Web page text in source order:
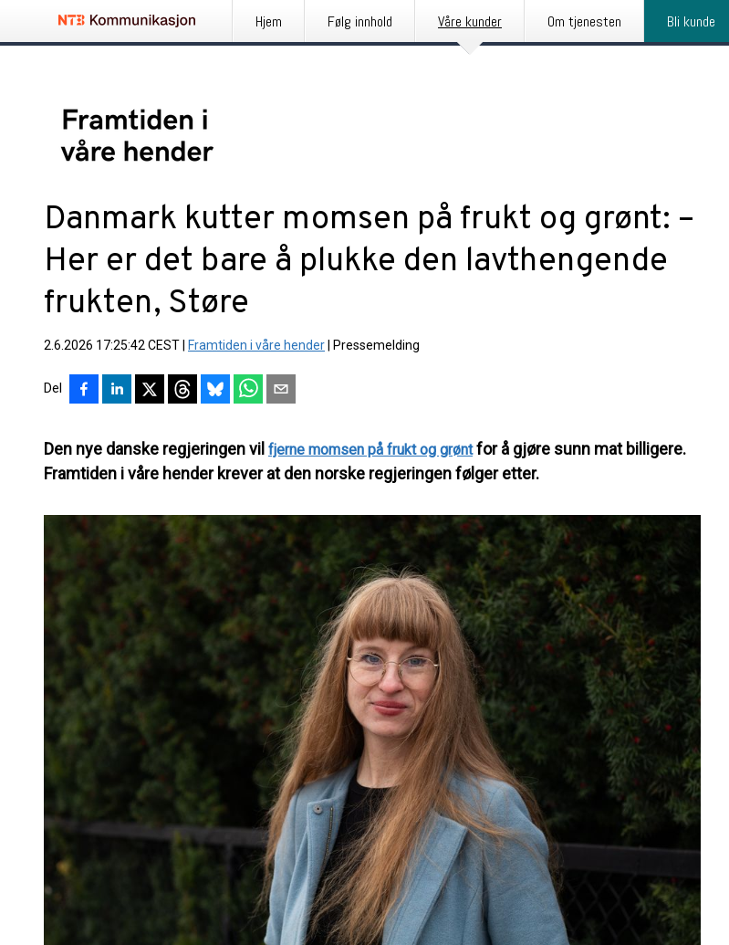
Hjem Følg innhold Våre kunder Om tjenesten Bli kunde
Danmark kutter momsen på frukt og grønt: –
Her er det bare å plukke den lavthengende
frukten, Støre
2.6.2026 17:25:42 CEST Framtiden i våre hender Pressemelding
Del
Den nye danske regjeringen vil fjerne momsen på frukt og grøntfor å gjøre sunn mat billigere.
Framtiden i våre hender krever at den norske regjeringen følger etter.